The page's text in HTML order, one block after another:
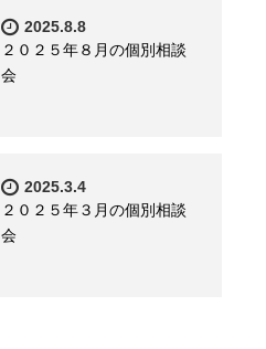
2025.8.8
２０２５年８月の個別相談
会
2025.3.4
２０２５年３月の個別相談
会